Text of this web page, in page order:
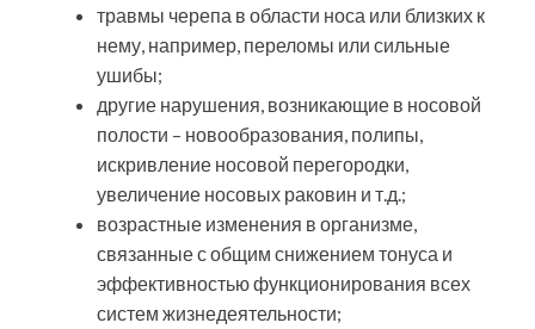
травмы черепа в области носа или близких к
нему, например, переломы или сильные
ушибы;
другие нарушения, возникающие в носовой
полости – новообразования, полипы,
искривление носовой перегородки,
увеличение носовых раковин и т.д.;
возрастные изменения в организме,
связанные с общим снижением тонуса и
эффективностью функционирования всех
систем жизнедеятельности;